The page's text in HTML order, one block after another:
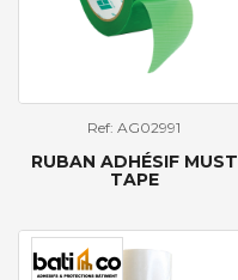
Ref: AG02991
RUBAN ADHÉSIF MUST
TAPE